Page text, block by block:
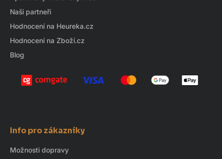
Naši partneři
Hodnocení na Heureka.cz
Hodnocení na Zboží.cz
Blog
Info pro zákazníky
Možnosti dopravy